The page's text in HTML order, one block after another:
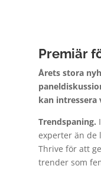
Premiär
Årets stora
kan intressera
Trendspaning.
experter än de
Thrive för att
trender som